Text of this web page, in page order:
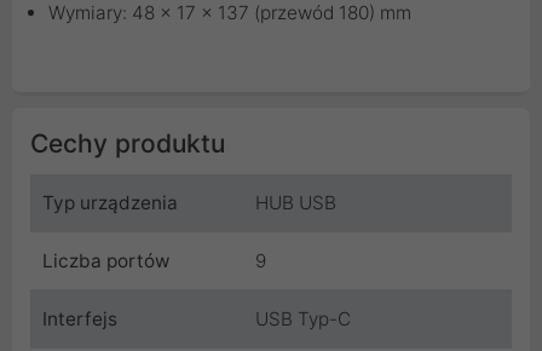
Wymiary: 48 x 17 x 137 (przewód 180) mm
Cechy produktu
Typ urządzenia HUB USB
Liczba portów 9
Interfejs USB Typ-C